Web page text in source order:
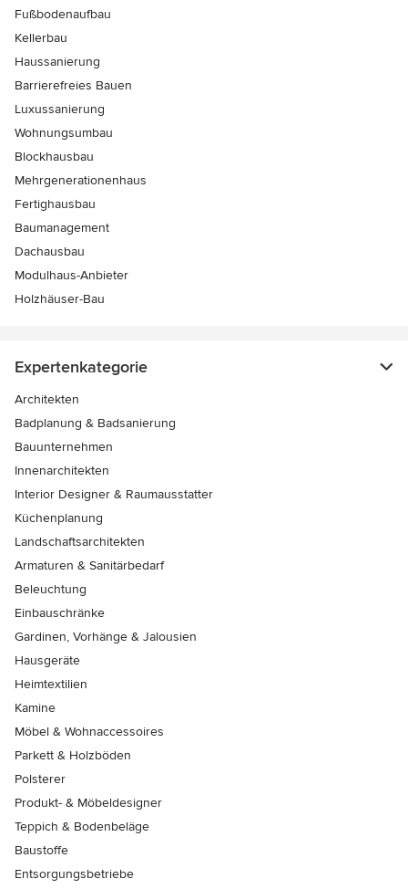
Fußbodenaufbau
Kellerbau
Haussanierung
Barrierefreies Bauen
Luxussanierung
Wohnungsumbau
Blockhausbau
Mehrgenerationenhaus
Fertighausbau
Baumanagement
Dachausbau
Modulhaus-Anbieter
Holzhäuser-Bau
Expertenkategorie
Architekten
Badplanung & Badsanierung
Bauunternehmen
Innenarchitekten
Interior Designer & Raumausstatter
Küchenplanung
Landschaftsarchitekten
Armaturen & Sanitärbedarf
Beleuchtung
Einbauschränke
Gardinen, Vorhänge & Jalousien
Hausgeräte
Heimtextilien
Kamine
Möbel & Wohnaccessoires
Parkett & Holzböden
Polsterer
Produkt- & Möbeldesigner
Teppich & Bodenbeläge
Baustoffe
Entsorgungsbetriebe